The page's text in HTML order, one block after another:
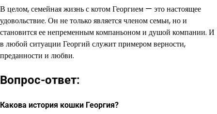
В целом, семейная жизнь с котом Георгием — это настоящее
удовольствие. Он не только является членом семьи, но и
становится ее непременным компаньоном и душой компании. И
в любой ситуации Георгий служит примером верности,
преданности и любви.
Вопрос-ответ:
Какова история кошки Георгия?